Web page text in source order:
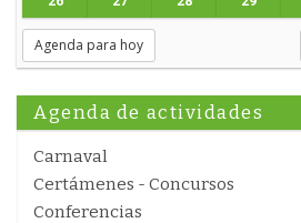
Agenda para hoy
Agenda de actividades
Carnaval
Certámenes - Concursos
Conferencias